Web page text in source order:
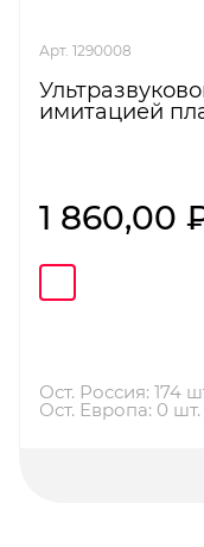
Арт. 1290008
имитацией
1 860,00
Ост. Россия: 174
Ост. Европа: 0 шт.